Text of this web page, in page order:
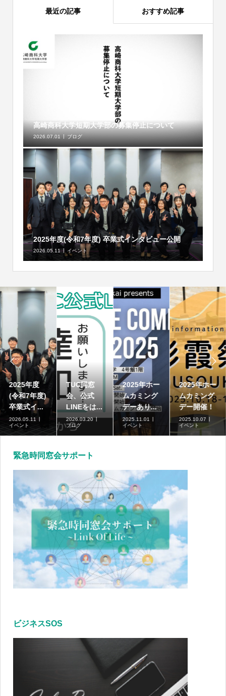
最近の記事 おすすめ記事
高崎商科大学短期大学部の募集停止について
2026.07.01 ブログ
2025年度(令和7年度) 卒業式インタビュー公開
2026.05.11 イベント

2025年度
(令和7年度)
卒業式イ...
2026.05.11
イベント
TUC同窓
会、公式
LINEをは...
2026.03.20
ブログ
2025年ホー
ムカミング
デーあり...
2025.11.01
イベント
2025年ホー
ムカミング
デー開催！
2025.10.07
イベント

緊急時同窓会サポート
ビジネスSOS